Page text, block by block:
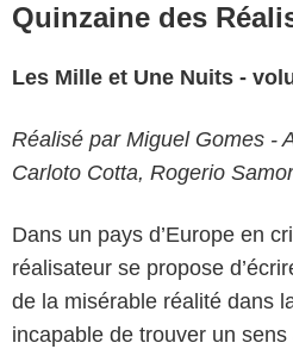
Quinzaine des
Les Mille et Une Nuits -
Réalisé par Miguel Gomes -
Carloto Cotta, Rogerio
Dans un pays d’Europe en
réalisateur se propose
de la misérable réalité dans
incapable de trouver un sens